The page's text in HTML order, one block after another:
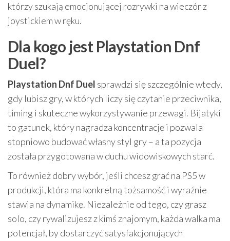
którzy szukają emocjonującej rozrywki na wieczór z
joystickiem w ręku.
Dla kogo jest Playstation Dnf
Duel?
Playstation Dnf Duel sprawdzi się szczególnie wtedy,
gdy lubisz gry, w których liczy się czytanie przeciwnika,
timing i skuteczne wykorzystywanie przewagi. Bijatyki
to gatunek, który nagradza koncentrację i pozwala
stopniowo budować własny styl gry – a ta pozycja
została przygotowana w duchu widowiskowych starć.
To również dobry wybór, jeśli chcesz grać na PS5 w
produkcji, która ma konkretną tożsamość i wyraźnie
stawia na dynamikę. Niezależnie od tego, czy grasz
solo, czy rywalizujesz z kimś znajomym, każda walka ma
potencjał, by dostarczyć satysfakcjonujących